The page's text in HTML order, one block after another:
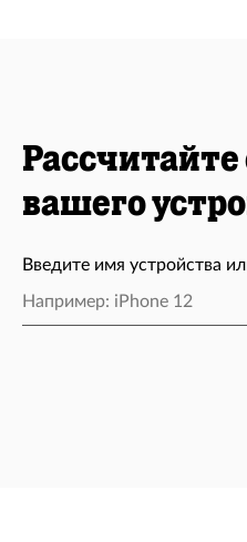
вашего
Введите имя устройства